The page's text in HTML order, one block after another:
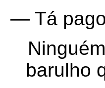
— Tá
barulho